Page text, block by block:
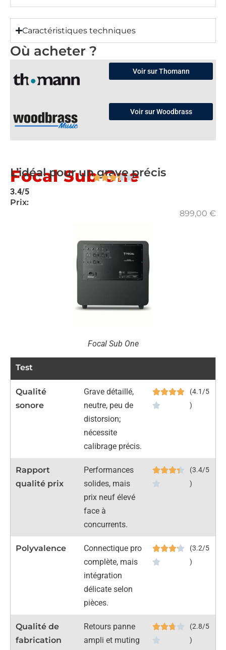
Caractéristiques techniques
Où acheter ?
Voir sur Thomann
Voir sur Woodbrass
Focal Sub One
L’idéal pour un grave précis
3.4/5
Prix:
899,00 €
Focal Sub One
Test
Qualité
sonore
Grave détaillé,
neutre, peu de
distorsion;
nécessite
calibrage précis.
(4.1/5
)
Rapport
qualité prix
Performances
solides, mais
prix neuf élevé
face à
concurrents.
(3.4/5
)
Polyvalence
Connectique pro
complète, mais
intégration
délicate selon
pièces.
(3.2/5
)
Qualité de
fabrication
Retours panne
ampli et muting
(2.8/5
)